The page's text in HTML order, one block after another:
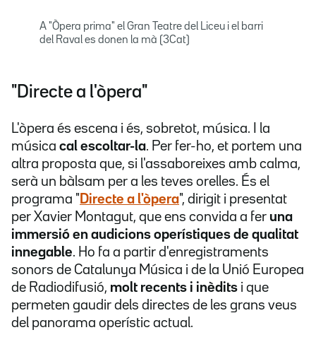
A "Òpera prima" el Gran Teatre del Liceu i el barri
del Raval es donen la mà (3Cat)
"Directe a l'òpera"
L'òpera és escena i és, sobretot, música. I la
música cal escoltar-la. Per fer-ho, et portem una
altra proposta que, si l'assaboreixes amb calma,
serà un bàlsam per a les teves orelles. És el
programa " Directe a l'òpera", dirigit i presentat
per Xavier Montagut, que ens convida a fer una
immersió en audicions operístiques de qualitat
innegable. Ho fa a partir d'enregistraments
sonors de Catalunya Música i de la Unió Europea
de Radiodifusió, molt recents i inèdits i que
permeten gaudir dels directes de les grans veus
del panorama operístic actual.